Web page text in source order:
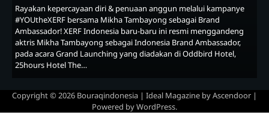
Rayakan kepercayaan diri & penuaan anggun melalui kampanye
#YOUtheXERF bersama Mikha Tambayong sebagai Brand
Ambassador! XERF Indonesia baru-baru ini resmi menggandeng
aktris Mikha Tambayong sebagai Indonesia Brand Ambassador,
pada acara Grand Launching yang diadakan di Oddbird Hotel,
25hours Hotel The…
Copyright © 2026 Bouraqindonesia | Ideal Magazine byAscendoor |
Powered byWordPress.